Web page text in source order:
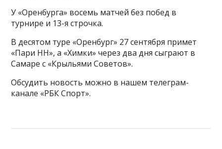
У «Оренбурга» восемь матчей без побед в
турнире и 13-я строчка.
В десятом туре «Оренбург» 27 сентября примет
«Пари НН», а «Химки» через два дня сыграют в
Самаре с «Крыльями Советов».
Обсудить новость можно в нашем телеграм-
канале «РБК Спорт».